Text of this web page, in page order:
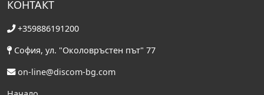
КОНТАКТ
+359886191200
София, ул. "Околовръстен път" 77
on-line@discom-bg.com